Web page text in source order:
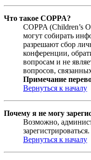
Что такое COPPA?
COPPA (Children’s
могут собирать
разрешают сбор
конференции,
вопросам и не
вопросов,
Примечание
Вернуться к началу
Почему я не могу
Возможно,
Вернуться к началу